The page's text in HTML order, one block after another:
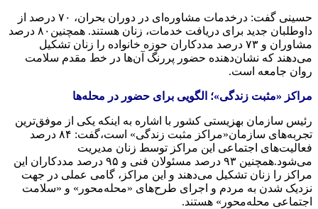
حسینی گفت: درخدمات مشاوره‌ای در دوران بحران، ۷۰ درصد از
داوطلبان جدید برای دریافت خدمات، زنان هستند. همچنین۸۰ درصد
مشاوران و ۷۳ درصد مددکاران حوزه خانواده را زنان تشکیل
می‌دهند که نشان‌دهنده حضور پررنگ آن‌ها در خط مقدم سلامت
روان جامعه است.
مراکز «مثبت زندگی»؛ الگویی برای حضور در محله‌ها
رئیس سازمان بهزیستی کشور با اشاره به اینکه یکی از موفق‌ترین
تجربه‌های سازمان«مراکز مثبت زندگی» است،گفت: ۸۴ درصد
فعالیت‌های اجتماعی این مراکز توسط زنان مدیریت
می‌شود.همچنین ۹۳ درصد مسئولان فنی و ۹۵ درصد مددکاران این
مراکز را زنان تشکیل می‌دهند و این مراکز، گامی عملی در جهت
نزدیک شدن به مردم و اجرای طرح‌های «محله‌محور» و «سلامت
اجتماعی محله‌محور» هستند.